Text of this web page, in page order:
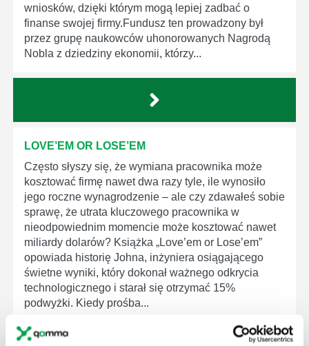
wniosków, dzięki którym mogą lepiej zadbać o
finanse swojej firmy.Fundusz ten prowadzony był
przez grupę naukowców uhonorowanych Nagrodą
Nobla z dziedziny ekonomii, którzy...
LOVE’EM OR LOSE’EM
Często słyszy się, że wymiana pracownika może
kosztować firmę nawet dwa razy tyle, ile wynosiło
jego roczne wynagrodzenie – ale czy zdawałeś sobie
sprawę, że utrata kluczowego pracownika w
nieodpowiednim momencie może kosztować nawet
miliardy dolarów? Książka „Love’em or Lose’em”
opowiada historię Johna, inżyniera osiągającego
świetne wyniki, który dokonał ważnego odkrycia
technologicznego i starał się otrzymać 15%
podwyżki. Kiedy prośba...